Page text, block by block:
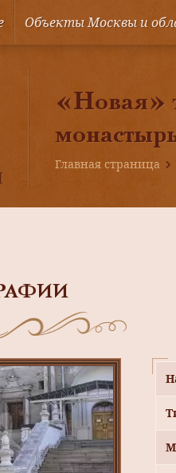
Объекты Москвы и
«Новая»
Главная страница